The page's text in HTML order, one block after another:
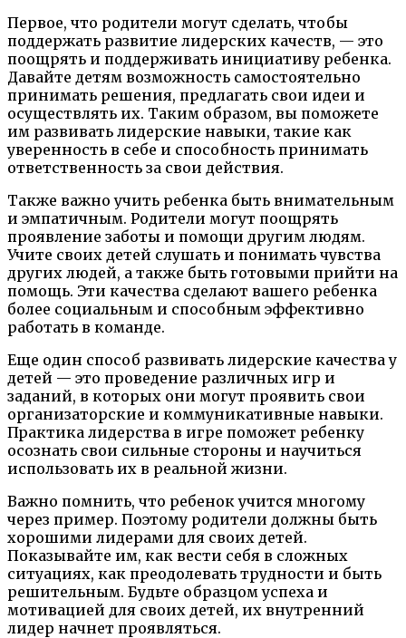
Первое, что родители могут сделать, чтобы
поддержать развитие лидерских качеств, — это
поощрять и поддерживать инициативу ребенка.
Давайте детям возможность самостоятельно
принимать решения, предлагать свои идеи и
осуществлять их. Таким образом, вы поможете
им развивать лидерские навыки, такие как
уверенность в себе и способность принимать
ответственность за свои действия.
Также важно учить ребенка быть внимательным
и эмпатичным. Родители могут поощрять
проявление заботы и помощи другим людям.
Учите своих детей слушать и понимать чувства
других людей, а также быть готовыми прийти на
помощь. Эти качества сделают вашего ребенка
более социальным и способным эффективно
работать в команде.
Еще один способ развивать лидерские качества у
детей — это проведение различных игр и
заданий, в которых они могут проявить свои
организаторские и коммуникативные навыки.
Практика лидерства в игре поможет ребенку
осознать свои сильные стороны и научиться
использовать их в реальной жизни.
Важно помнить, что ребенок учится многому
через пример. Поэтому родители должны быть
хорошими лидерами для своих детей.
Показывайте им, как вести себя в сложных
ситуациях, как преодолевать трудности и быть
решительным. Будьте образцом успеха и
мотивацией для своих детей, их внутренний
лидер начнет проявляться.